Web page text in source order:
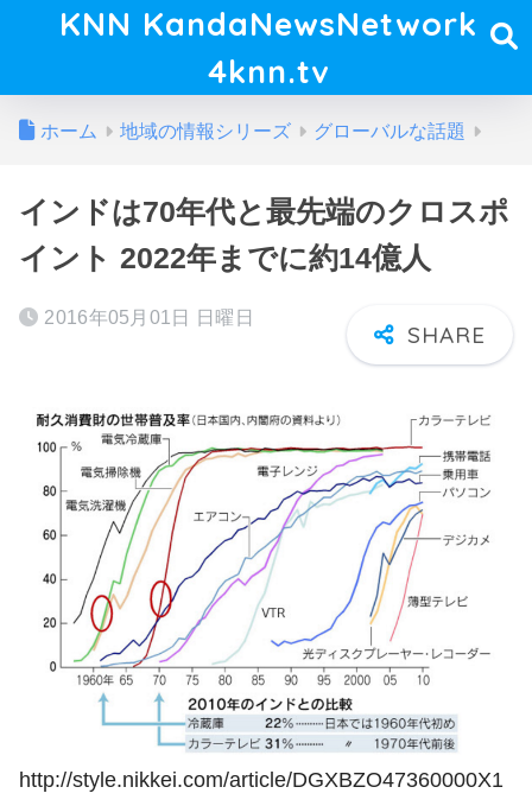
KNN KandaNewsNetwork
4knn.tv
ホーム 地域の情報シリーズ グローバルな話題
インドは70年代と最先端のクロスポ
イント 2022年までに約14億人
2016年05月01日 日曜日
http://style.nikkei.com/article/DGXBZO47360000X1